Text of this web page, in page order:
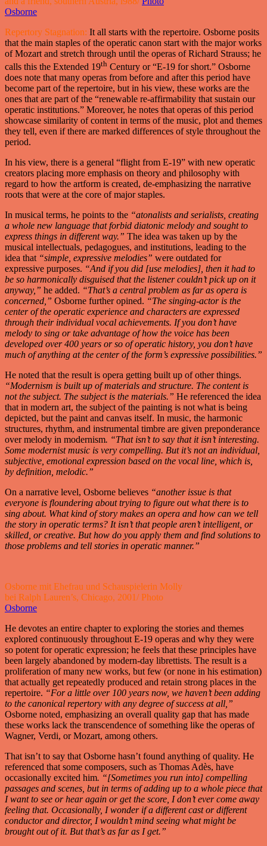
Osborne
Repertory Stagnation: It all starts with the repertoire. Osborne posits
that the main staples of the operatic canon start with the major works
of Mozart and stretch through until the operas of Richard Strauss; he
calls this the Extended 19th Century or “E-19 for short.” Osborne
does note that many operas from before and after this period have
become part of the repertoire, but in his view, these works are the
ones that are part of the “renewable re-affirmability that sustain our
operatic institutions.” Moreover, he notes that operas of this period
showcase similarity of content in terms of the music, plot and themes
they tell, even if there are marked differences of style throughout the
period.
In his view, there is a general “flight from E-19” with new operatic
creators placing more emphasis on theory and philosophy with
regard to how the artform is created, de-emphasizing the narrative
roots that were at the core of major staples.
In musical terms, he points to the “atonalists and serialists, creating
a whole new language that forbid diatonic melody and sought to
express things in different way.” The idea was taken up by the
musical intellectuals, pedagogues, and institutions, leading to the
idea that “simple, expressive melodies” were outdated for
expressive purposes. “And if you did [use melodies], then it had to
be so harmonically disguised that the listener couldn’t pick up on it
anyway,” he added. “That’s a central problem as far as opera is
concerned,” Osborne further opined. “The singing-actor is the
center of the operatic experience and characters are expressed
through their individual vocal achievements. If you don’t have
melody to sing or take advantage of how the voice has been
developed over 400 years or so of operatic history, you don’t have
much of anything at the center of the form’s expressive possibilities.”
He noted that the result is opera getting built up of other things.
“Modernism is built up of materials and structure. The content is
not the subject. The subject is the materials.” He referenced the idea
that in modern art, the subject of the painting is not what is being
depicted, but the paint and canvas itself. In music, the harmonic
structures, rhythm, and instrumental timbre are given preponderance
over melody in modernism. “That isn’t to say that it isn’t interesting.
Some modernist music is very compelling. But it’s not an individual,
subjective, emotional expression based on the vocal line, which is,
by definition, melodic.”
On a narrative level, Osborne believes “another issue is that
everyone is floundering about trying to figure out what there is to
sing about. What kind of story makes an opera and how can we tell
the story in operatic terms? It isn’t that people aren’t intelligent, or
skilled, or creative. But how do you apply them and find solutions to
those problems and tell stories in operatic manner.”
Osborne mit Ehefrau und Schauspielerin Molly
bei Ralph Lauren’s, Chicago, 2001/ Photo
Osborne
He devotes an entire chapter to exploring the stories and themes
explored continuously throughout E-19 operas and why they were
so potent for operatic expression; he feels that these principles have
been largely abandoned by modern-day librettists. The result is a
proliferation of many new works, but few (or none in his estimation)
that actually get repeatedly produced and retain strong places in the
repertoire. “For a little over 100 years now, we haven’t been adding
to the canonical repertory with any degree of success at all,”
Osborne noted, emphasizing an overall quality gap that has made
these works lack the transcendence of something like the operas of
Wagner, Verdi, or Mozart, among others.
That isn’t to say that Osborne hasn’t found anything of quality. He
referenced that some composers, such as Thomas Adès, have
occasionally excited him. “[Sometimes you run into] compelling
passages and scenes, but in terms of adding up to a whole piece that
I want to see or hear again or get the score, I don’t ever come away
feeling that. Occasionally, I wonder if a different cast or different
conductor and director, I wouldn’t mind seeing what might be
brought out of it. But that’s as far as I get.”